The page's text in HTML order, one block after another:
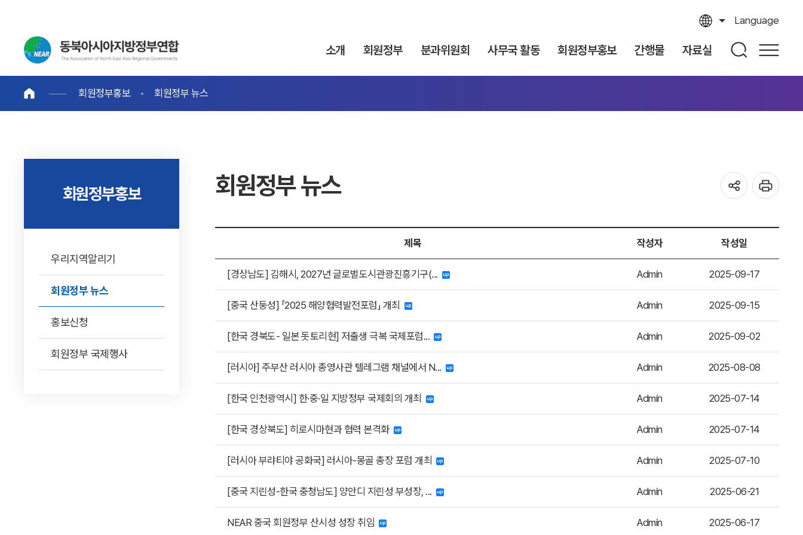
Language
소개 회원정부 분과위원회 사무국 활동 회원정부홍보 간행물 자료실
회원정부홍보 회원정부 뉴스
회원정부홍보
우리지역알리기
회원정부 뉴스
홍보신청
회원정부 국제행사
회원정부 뉴스
제목 작성자 작성일
[경상남도] 김해시, 2027년 글로벌도시관광진흥기구(... Admin 2025-09-17
[중국 산둥성] 「2025 해양협력발전포럼」 개최 Admin 2025-09-15
[한국 경북도- 일본 돗토리현] 저출생 극복 국제포럼... Admin 2025-09-02
[러시아] 주부산 러시아 총영사관 텔레그램 채널에서 N... Admin 2025-08-08
[한국 인천광역시] 한·중·일 지방정부 국제회의 개최 Admin 2025-07-14
[한국 경상북도] 히로시마현과 협력 본격화 Admin 2025-07-14
[러시아 부랴티야 공화국] 러시아-몽골 총장 포럼 개최 Admin 2025-07-10
[중국 지린성-한국 충청남도] 양안디 지린성 부성장, ... Admin 2025-06-21
NEAR 중국 회원정부 산시성 성장 취임 Admin 2025-06-17